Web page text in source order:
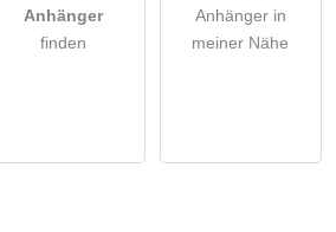
Sie, öffentliche Fragen sind
für alle
eine
Anhänger
finden
Anhänger in
meiner Nähe